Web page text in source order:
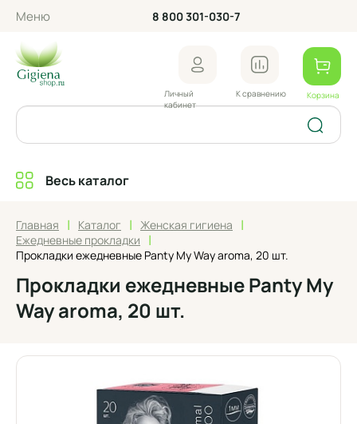
Меню 8 800 301-030-7
Личный
кабинет
К сравнению Корзина
Весь каталог
Главная | Каталог | Женская гигиена |
Ежедневные прокладки |
Прокладки ежедневные Panty My Way aroma, 20 шт.
Прокладки ежедневные Panty My
Way aroma, 20 шт.